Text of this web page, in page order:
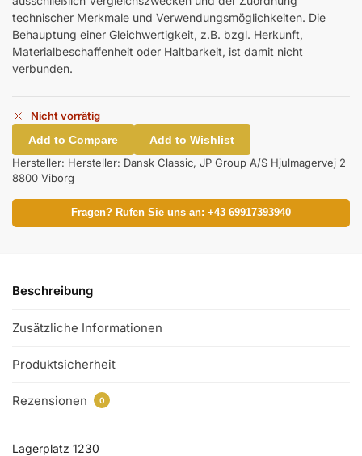
technischer Merkmale und Verwendungsmöglichkeiten. Die
Behauptung einer Gleichwertigkeit, z.B. bzgl. Herkunft,
Materialbeschaffenheit oder Haltbarkeit, ist damit nicht
verbunden.
Nicht vorrätig
Add to Compare
Add to Wishlist
Hersteller: Hersteller: Dansk Classic, JP Group A/S Hjulmagervej 2
8800 Viborg
Fragen? Rufen Sie uns an: +43 69917393940
Beschreibung
Zusätzliche Informationen
Produktsicherheit
Rezensionen 0
Lagerplatz 1230